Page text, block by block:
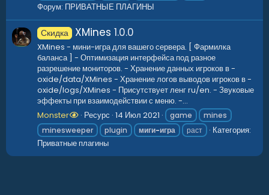
Форум: ПРИВАТНЫЕ ПЛАГИНЫ
Скидка XMines 1.0.0
XMines - мини-игра для вашего сервера. [ Фармилка
баланса ] - Оптимизация интерфейса под разное
разрешение мониторов. - Хранение данных игроков в -
oxide/data/XMines - Хранение логов выводов игроков в -
oxide/logs/XMines - Присутствует ленг ru/en. - Звуковые
эффекты при взаимодействии с меню. -...
Monster
Ресурс 14 Июл 2021 game
mines
minesweeper
plugin миги-игра раст
Категория:
Приватные плагины